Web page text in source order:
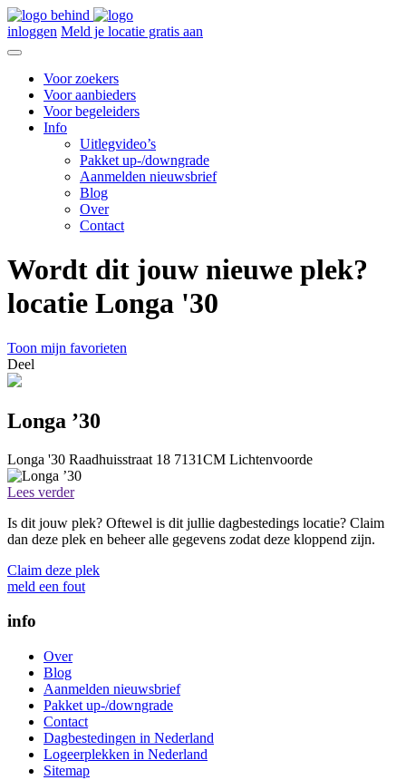
inloggen Meld je locatie gratis aan
Voor zoekers
Voor aanbieders
Voor begeleiders
Info
Uitlegvideo’s
Pakket up-/downgrade
Aanmelden nieuwsbrief
Blog
Over
Contact
Wordt dit jouw nieuwe plek?
locatie Longa '30
Toon mijn favorieten
Deel
Longa ’30
Longa '30 Raadhuisstraat 18 7131CM Lichtenvoorde
Lees verder
Is dit jouw plek? Oftewel is dit jullie dagbestedings locatie? Claim
dan deze plek en beheer alle gegevens zodat deze kloppend zijn.
Claim deze plek
meld een fout
info
Over
Blog
Aanmelden nieuwsbrief
Pakket up-/downgrade
Contact
Dagbestedingen in Nederland
Logeerplekken in Nederland
Sitemap